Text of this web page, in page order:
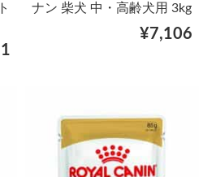
ナン 柴犬 中・高齢犬用 3kg
¥7,106